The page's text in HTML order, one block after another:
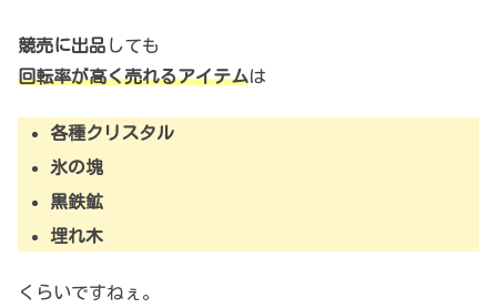
競売に出品 しても
回転率が高く売れるアイテムは
各種クリスタル
氷の塊
黒鉄鉱
埋れ木
くらいですねぇ。